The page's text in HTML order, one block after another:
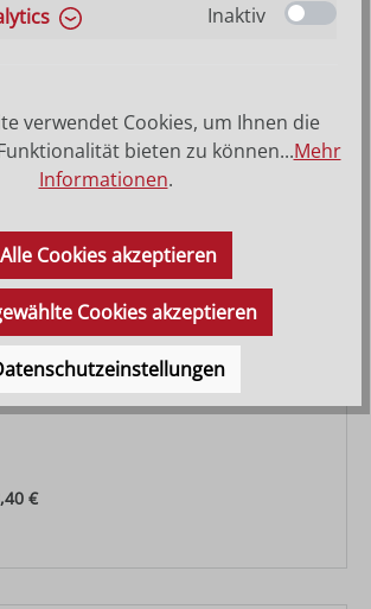
€
Inaktiv
verwendet Cookies, um Ihnen die
bieten zu können...Mehr
Informationen.
Alle Cookies akzeptieren
Cookies akzeptieren